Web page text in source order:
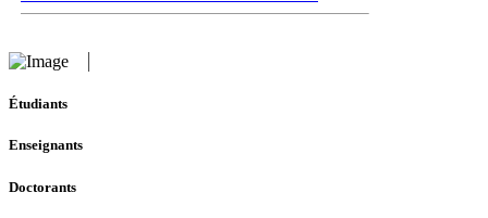
Étudiants
Enseignants
Doctorants